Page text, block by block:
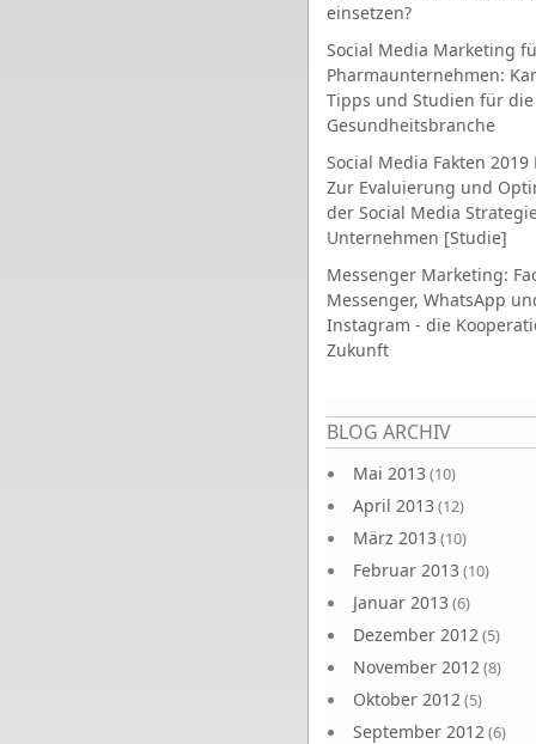
einsetzen?
Social Media Marketing
Pharmaunternehmen:
Tipps und Studien für die
Gesundheitsbranche
Social Media Fakten 2019
Zur Evaluierung und
der Social Media
Unternehmen [Studie]
Messenger Marketing:
Messenger, WhatsApp
Instagram - die
Zukunft
BLOG ARCHIV
Mai 2013 (10)
April 2013 (12)
März 2013 (10)
Februar 2013 (10)
Januar 2013 (6)
Dezember 2012(5)
November 2012(8)
Oktober 2012(5)
September 2012(6)
Seiten